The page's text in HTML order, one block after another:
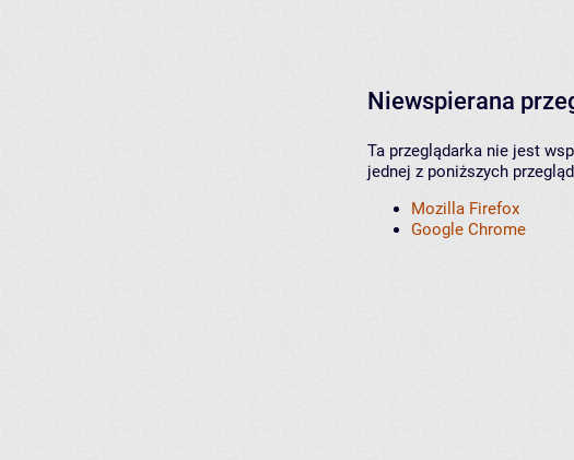
Niewspierana
Ta przeglądarka nie jest
jednej z poniższych
Mozilla Firefox
Google Chrome